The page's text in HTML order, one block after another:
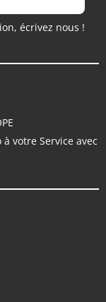
écrivez nous !
à votre Service avec